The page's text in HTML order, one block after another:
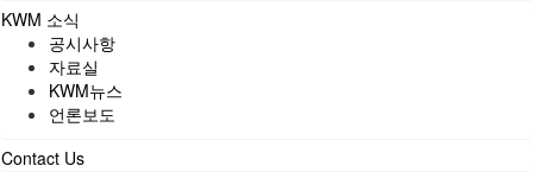
KWM 소식
공시사항
자료실
KWM뉴스
언론보도
Contact Us